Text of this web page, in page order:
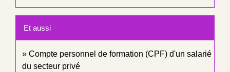
Et aussi
Compte personnel de formation (CPF) d'un salarié
du secteur privé